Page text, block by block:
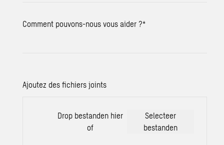
Comment pouvons-nous vous aider ?*
Ajoutez des fichiers joints
Drop bestanden hier
of
Selecteer
bestanden